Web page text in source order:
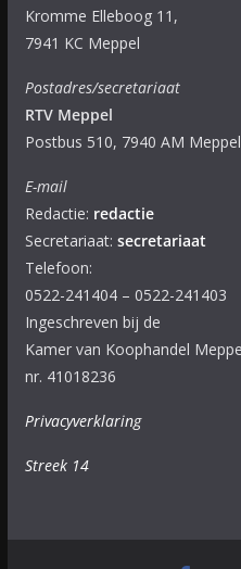
Kromme Elleboog 11,
7941 KC Meppel
Postadres/secretariaat
RTV Meppel
Postbus 510, 7940 AM Meppel
E-mail
Redactie: redactie
Secretariaat: secretariaat
Telefoon:
0522-241404 – 0522-241403
Ingeschreven bij de
Kamer van Koophandel
nr. 41018236
Privacyverklaring
Streek 14